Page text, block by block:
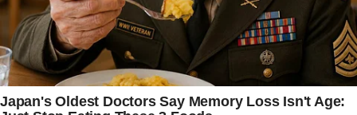
estratégia é observar quando a coceira aparece,
quais produtos estão sendo utilizados e se
existem outros sinais associados, levando essas
informações para a consulta médica.